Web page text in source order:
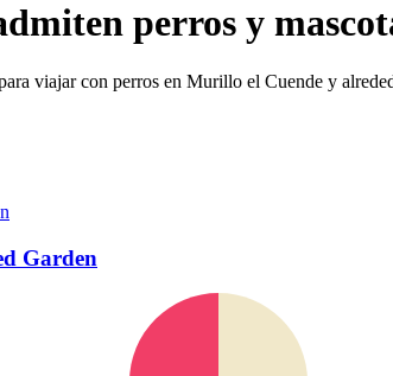
perros y
viajar con perros en Murillo el Cuende y
Garden